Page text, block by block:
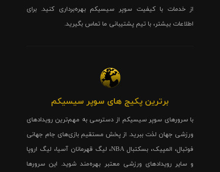
از خدمات با کیفیت سوپر سیسیکم بهره‌برداری کنید. برای
اطلاعات بیشتر، با تیم پشتیبانی ما تماس بگیرید.
برترین پکیج های سوپر سیسیکم
با سرورهای سوپر سیسیکم از دسترسی به مهم‌ترین رویدادهای
ورزشی جهان لذت ببرید. از پخش مستقیم بازی‌های جام جهانی
فوتبال، المپیک، بسکتبال NBA، لیگ قهرمانان آسیا، لیگ اروپا
و سایر رویدادهای ورزشی معتبر بهره‌مند شوید. این سرورها